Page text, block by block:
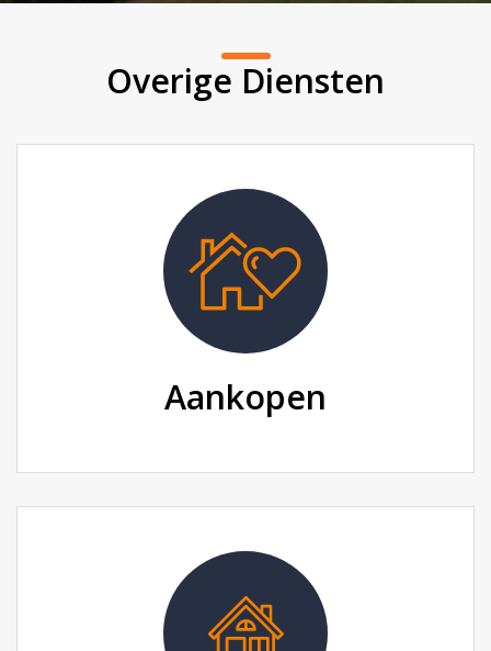
Overige Diensten
Aankopen